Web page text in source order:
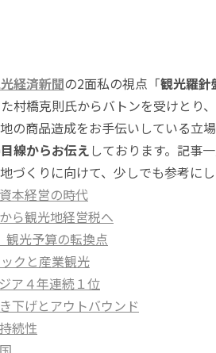
経済新聞の2面私の視点「観光羅針
村橋克則氏からバトンを受けとり
の商品造成をお手伝いしている立場
線からお伝え しております。記事
づくりに向けて、少しでも参考にし
本経営の時代
ら観光地経営税へ
観光予算の転換点
クと産業観光
ア４年連続１位
下げとアウトバウンド
続性